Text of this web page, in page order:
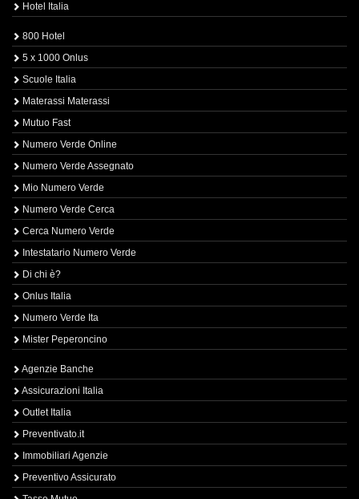
Hotel Italia
800 Hotel
5 x 1000 Onlus
Scuole Italia
Materassi Materassi
Mutuo Fast
Numero Verde Online
Numero Verde Assegnato
Mio Numero Verde
Numero Verde Cerca
Cerca Numero Verde
Intestatario Numero Verde
Di chi è?
Onlus Italia
Numero Verde Ita
Mister Peperoncino
Agenzie Banche
Assicurazioni Italia
Outlet Italia
Preventivato.it
Immobiliari Agenzie
Preventivo Assicurato